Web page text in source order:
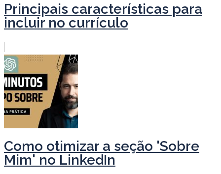
Principais características para
incluir no currículo
Como otimizar a seção 'Sobre
Mim' no LinkedIn